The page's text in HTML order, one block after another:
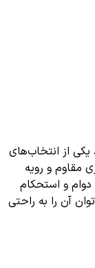
از انتخاب‌های
مقاوم و رویه
دوام و استحکام
آن را به راحتی